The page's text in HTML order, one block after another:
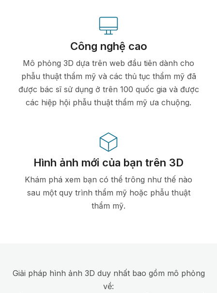
Công nghệ cao
Mô phỏng 3D dựa trên web đầu tiên dành cho
phẫu thuật thẩm mỹ và các thủ tục thẩm mỹ đã
được bác sĩ sử dụng ở trên 100 quốc gia và được
các hiệp hội phẫu thuật thẩm mỹ ưa chuộng.
Hình ảnh mới của bạn trên 3D
Khám phá xem bạn có thể trông như thế nào
sau một quy trình thẩm mỹ hoặc phẫu thuật
thẩm mỹ.
Giải pháp hình ảnh 3D duy nhất bao gồm mô phỏng
về: